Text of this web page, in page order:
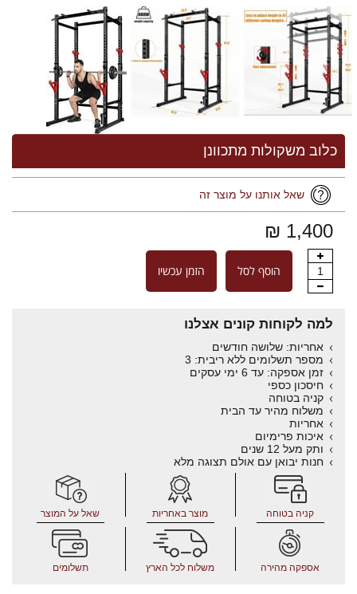
כלוב משקולות מתכוונן
שאל אותנו על מוצר זה
1,400 ₪
1 הוסף לסל הזמן עכשיו
למה לקוחות קונים אצלנו
אחריות: שלושה חודשים
מספר תשלומים ללא ריבית: 3
זמן אספקה: עד 6 ימי עסקים
חיסכון כספי
קניה בטוחה
משלוח מהיר עד הבית
אחריות
איכות פרימיום
ותק מעל 12 שנים
חנות יבואן עם אולם תצוגה מלא
קניה בטוחה מוצר באחריות שאל על המוצר
אספקה מהירה משלוח לכל הארץ תשלומים